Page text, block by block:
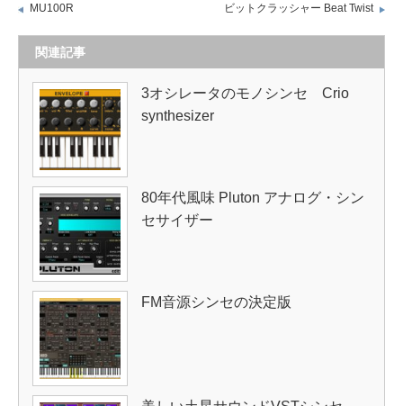
MU100R ビットクラッシャー Beat Twist
関連記事
3オシレータのモノシンセ Crio
synthesizer
80年代風味 Pluton アナログ・シン
セサイザー
FM音源シンセの決定版